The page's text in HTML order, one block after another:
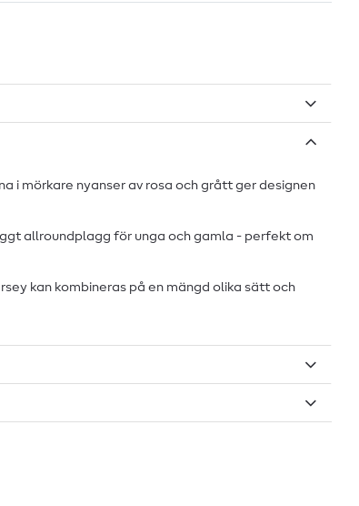
i mörkare nyanser av rosa och grått ger designen
allroundplagg för unga och gamla - perfekt om
kan kombineras på en mängd olika sätt och